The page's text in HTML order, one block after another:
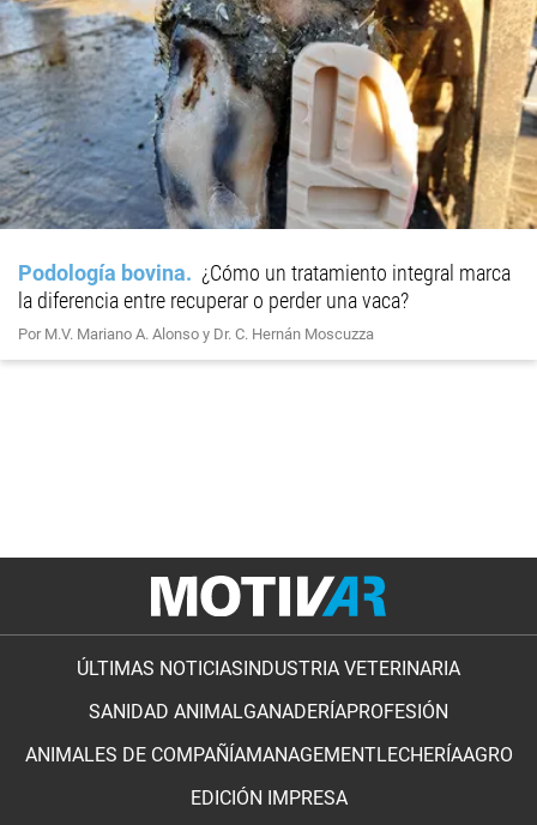
Podología bovina
¿Cómo un tratamiento integral marca
la diferencia entre recuperar o perder una vaca?
Por M.V. Mariano A. Alonso y Dr. C. Hernán Moscuzza
ÚLTIMAS NOTICIASINDUSTRIA VETERINARIA
SANIDAD ANIMALGANADERÍAPROFESIÓN
ANIMALES DE COMPAÑÍAMANAGEMENTLECHERÍAAGRO
EDICIÓN IMPRESA